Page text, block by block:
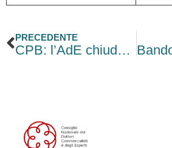
Precedente
PRECEDENTE
CPB: l’AdE chiude il cerchio su cause di cessazione e reddito concordato